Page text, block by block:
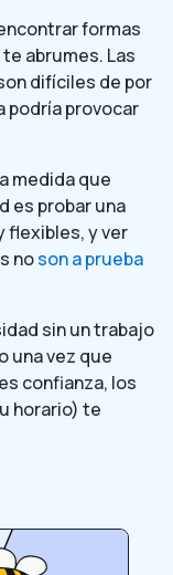
formas
abrumes. Las
difíciles de por
podría provocar
medida que
es probar una
flexibles, y ver
noson a prueba
sin un trabajo
una vez que
confianza, los
horario) te